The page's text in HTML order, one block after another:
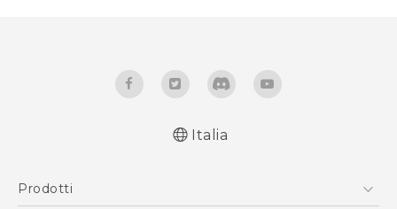
Italia
Prodotti